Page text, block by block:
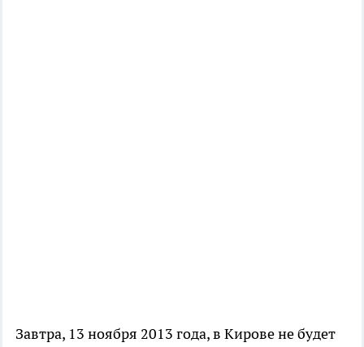
Завтра, 13 ноября 2013 года, в Кирове не будет